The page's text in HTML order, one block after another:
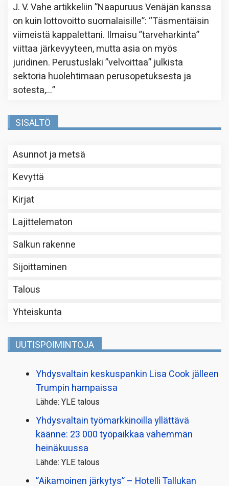
J. V. Vahe artikkeliin”Naapuruus Venäjän kanssa
on kuin lottovoitto suomalaisille”: “Täsmentäisin
viimeistä kappalettani. Ilmaisu ”tarveharkinta”
viittaa järkevyyteen, mutta asia on myös
juridinen. Perustuslaki ”velvoittaa” julkista
sektoria huolehtimaan perusopetuksesta ja
sotesta,…”
SISÄLTÖ
Asunnot ja metsä
Kevyttä
Kirjat
Lajittelematon
Salkun rakenne
Sijoittaminen
Talous
Yhteiskunta
UUTISPOIMINTOJA
Yhdysvaltain keskuspankin Lisa Cook jälleen
Trumpin hampaissa
Lähde: YLE talous
Yhdysvaltain työmarkkinoilla yllättävä
käänne: 23 000 työpaikkaa vähemmän
heinäkuussa
Lähde: YLE talous
”Aikamoinen järkytys” – Hotelli Tallukan